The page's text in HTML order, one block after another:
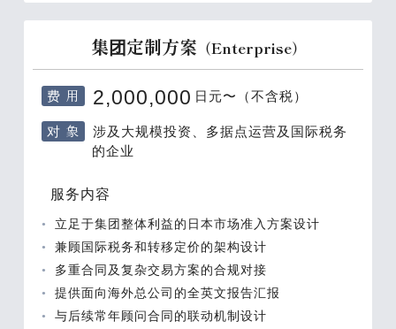
集团定制方案 （Enterprise）
费 用 2,000,000 日元〜（不含税）
对 象
涉及大规模投资、多据点运营及国际税务
的企业
服务内容
立足于集团整体利益的日本市场准入方案设计
兼顾国际税务和转移定价的架构设计
多重合同及复杂交易方案的合规对接
提供面向海外总公司的全英文报告汇报
与后续常年顾问合同的联动机制设计